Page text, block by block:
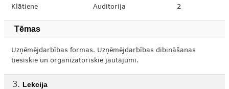
Klātiene Auditorija 2
Tēmas
Uzņēmējdarbības formas. Uzņēmējdarbības dibināšanas
tiesiskie un organizatoriskie jautājumi.
Lekcija